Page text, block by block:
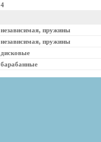
4
независимая, пружины
независимая, пружины
дисковые
барабанные